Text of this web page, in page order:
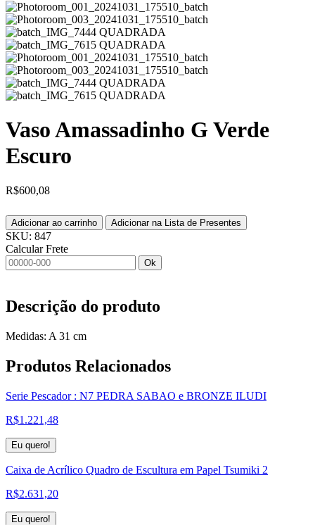
Vaso Amassadinho G Verde
Escuro
R$600,08
Adicionar ao carrinho Adicionar na Lista de Presentes
SKU: 847
Calcular Frete
Ok
Descrição do produto
Medidas: A 31 cm
Produtos Relacionados
Serie Pescador : N7 PEDRA SABAO e BRONZE ILUDI
R$1.221,48
Eu quero!
Caixa de Acrílico Quadro de Escultura em Papel Tsumiki 2
R$2.631,20
Eu quero!